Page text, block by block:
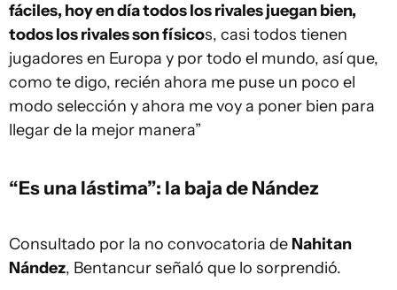
fáciles, hoy en día todos los rivales juegan bien,
todos los rivales son físicos, casi todos tienen
jugadores en Europa y por todo el mundo, así que,
como te digo, recién ahora me puse un poco el
modo selección y ahora me voy a poner bien para
llegar de la mejor manera”
“Es una lástima”: la baja de Nández
Consultado por la no convocatoria de Nahitan
Nández, Bentancur señaló que lo sorprendió.